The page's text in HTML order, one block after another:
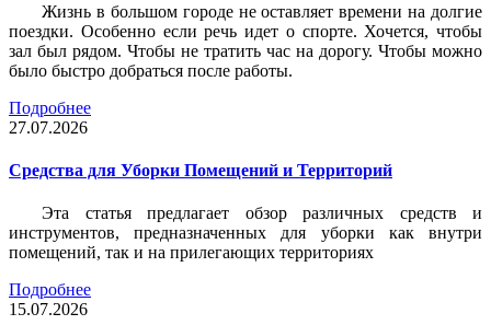
Жизнь в большом городе не оставляет времени на долгие
поездки. Особенно если речь идет о спорте. Хочется, чтобы
зал был рядом. Чтобы не тратить час на дорогу. Чтобы можно
было быстро добраться после работы.
Подробнее
27.07.2026
Средства для Уборки Помещений и Территорий
Эта статья предлагает обзор различных средств и
инструментов, предназначенных для уборки как внутри
помещений, так и на прилегающих территориях
Подробнее
15.07.2026